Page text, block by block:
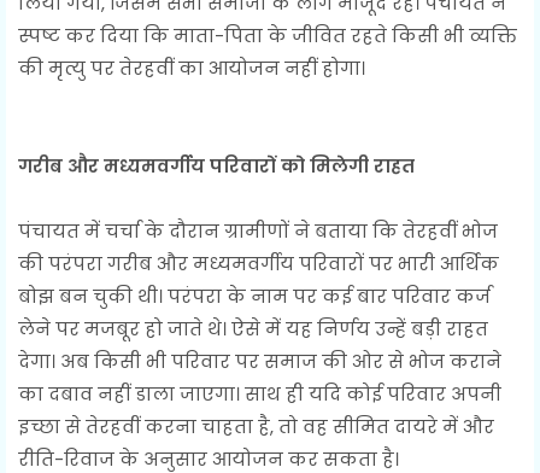
स्पष्ट कर दिया कि माता-पिता के जीवित रहते किसी भी व्यक्ति
की मृत्यु पर तेरहवीं का आयोजन नहीं होगा।
गरीब और मध्यमवर्गीय परिवारों को मिलेगी राहत
पंचायत में चर्चा के दौरान ग्रामीणों ने बताया कि तेरहवीं भोज
की परंपरा गरीब और मध्यमवर्गीय परिवारों पर भारी आर्थिक
बोझ बन चुकी थी। परंपरा के नाम पर कई बार परिवार कर्ज
लेने पर मजबूर हो जाते थे। ऐसे में यह निर्णय उन्हें बड़ी राहत
देगा। अब किसी भी परिवार पर समाज की ओर से भोज कराने
का दबाव नहीं डाला जाएगा। साथ ही यदि कोई परिवार अपनी
इच्छा से तेरहवीं करना चाहता है, तो वह सीमित दायरे में और
रीति-रिवाज के अनुसार आयोजन कर सकता है।